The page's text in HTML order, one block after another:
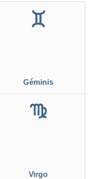
Géminis
Virgo